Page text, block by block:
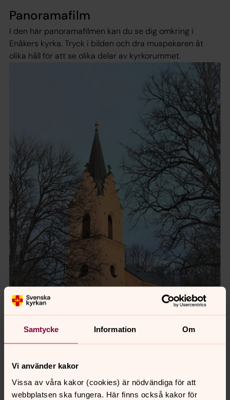
Samtycke Information Om
Vi använder kakor
Vissa av våra kakor (cookies) är nödvändiga för att
webbplatsen ska fungera. Här finns också kakor för
Panoramafilm
I den här panoramafilmen kan du se dig omkring i
Enåkers kyrka. Tryck i bilden och dra muspekaren åt
olika håll för att se olika delar av kyrkorummet.
Foto: Seija Wällensjö